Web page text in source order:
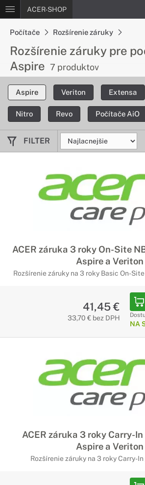
ACER-SHOP
Počítače Rozšírenie záruky
Rozšírenie záruky pre
Aspire 7 produktov
Aspire Veriton Extensa
Nitro Revo Počítače AiO
FILTER
ACER záruka 3 roky On-Site
Aspire a Veriton
Rozšírenie záruky na 3 roky Basic On-
41,45 €
33,70 € bez DPH
NA
ACER záruka 3 roky Carry-
Aspire a Veriton
Rozšírenie záruky na 3 roky Carry-